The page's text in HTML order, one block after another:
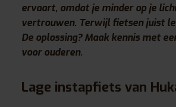
ervaart, omdat je minder op je
vertrouwen. Terwijl fietsen juist
De oplossing? Maak kennis met
voor ouderen.
Lage instapfiets van